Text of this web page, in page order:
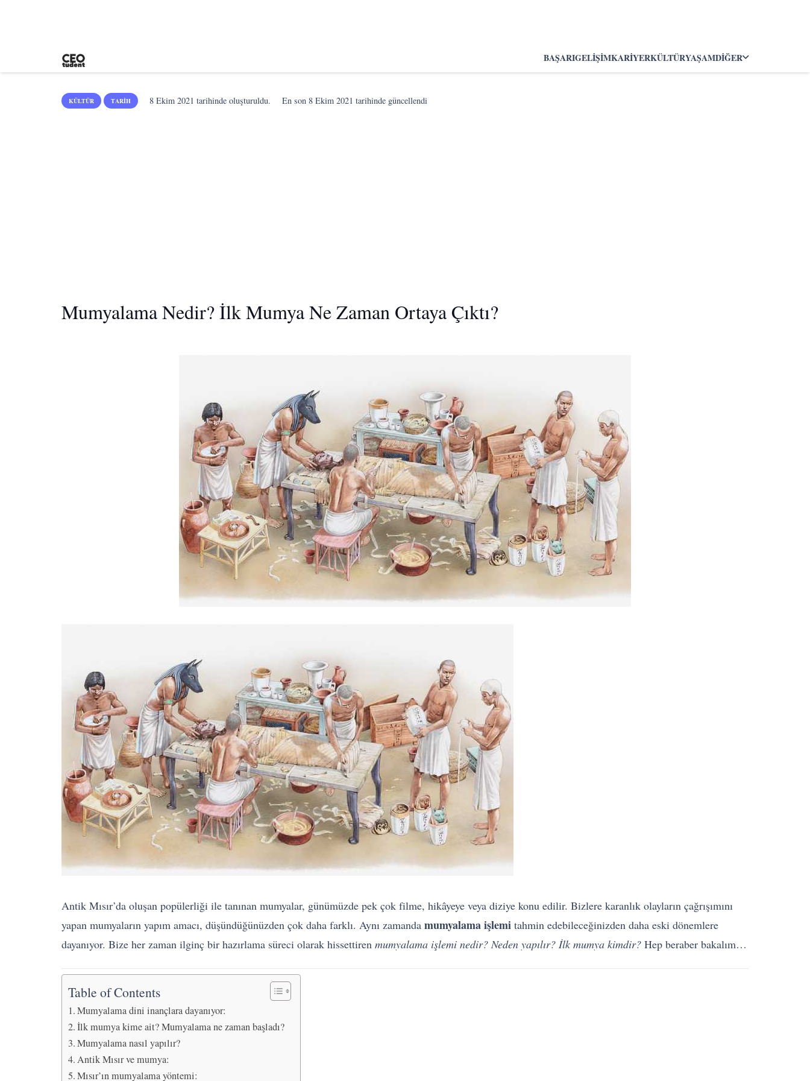
BAŞARIGELIŞIMKARIYERKÜLTÜRYAŞAMDIĞER
KÜLTÜR TARIH 8 Ekim 2021 tarihinde oluşturuldu. En son8 Ekim 2021 tarihinde güncellendi
Mumyalama Nedir? İlk Mumya Ne Zaman Ortaya Çıktı?
Antik Mısır’da oluşan popülerliği ile tanınan mumyalar, günümüzde pek çok filme, hikâyeye veya diziye konu edilir. Bizlere karanlık olayların çağrışımını
yapan mumyaların yapım amacı, düşündüğünüzden çok daha farklı. Aynı zamanda mumyalama işlemi tahmin edebileceğinizden daha eski dönemlere
dayanıyor. Bize her zaman ilginç bir hazırlama süreci olarak hissettiren mumyalama işlemi nedir? Neden yapılır? İlk mumya kimdir? Hep beraber bakalım…
Table of Contents
Mumyalama dini inançlara dayanıyor:
İlk mumya kime ait? Mumyalama ne zaman başladı?
Mumyalama nasıl yapılır?
Antik Mısır ve mumya:
Mısır’ın mumyalama yöntemi: